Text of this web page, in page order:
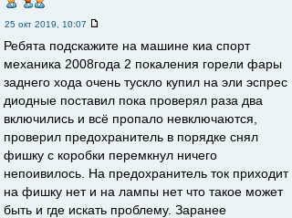
25 окт 2019, 10:07
Ребята подскажите на машине киа спорт
механика 2008года 2 покаления горели фары
заднего хода очень тускло купил на эли эспрес
диодные поставил пока проверял раза два
включились и всё пропало невключаются,
проверил предохранитель в порядке снял
фишку с коробки перемкнул ничего
непоивилось. На предохранитель ток приходит
на фишку нет и на лампы нет что такое может
быть и где искать проблему. Заранее